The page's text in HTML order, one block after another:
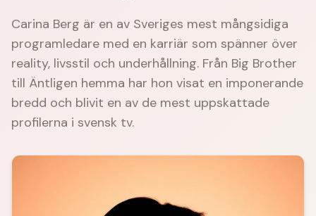
Carina Berg är en av Sveriges mest mångsidiga
programledare med en karriär som spänner över
reality, livsstil och underhållning. Från Big Brother
till Äntligen hemma har hon visat en imponerande
bredd och blivit en av de mest uppskattade
profilerna i svensk tv.